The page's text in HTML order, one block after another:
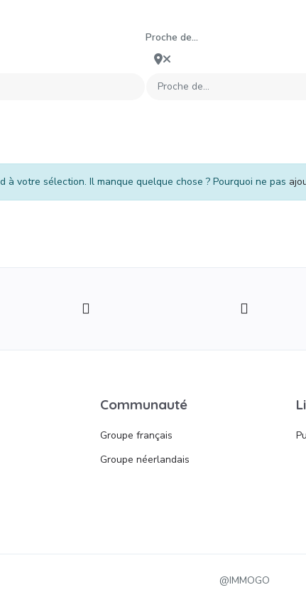
Proche de...
à votre sélection. Il manque quelque chose ? Pourquoi ne pas
Communauté
Groupe français
Groupe néerlandais
@IMMOGO